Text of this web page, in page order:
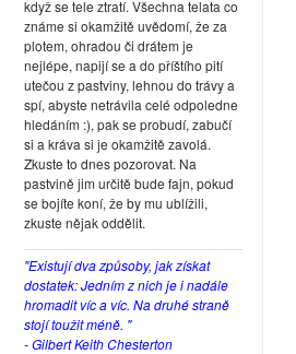
když se tele ztratí. Všechna telata co
známe si okamžitě uvědomí, že za
plotem, ohradou či drátem je
nejlépe, napijí se a do příštího pití
utečou z pastviny, lehnou do trávy a
spí, abyste netrávila celé odpoledne
hledáním :), pak se probudí, zabučí
si a kráva si je okamžitě zavolá.
Zkuste to dnes pozorovat. Na
pastvině jim určitě bude fajn, pokud
se bojíte koní, že by mu ublížili,
zkuste nějak oddělit.
"Existují dva způsoby, jak získat
dostatek: Jedním z nich je i nadále
hromadit víc a víc. Na druhé straně
stojí toužit méně. "
- Gilbert Keith Chesterton